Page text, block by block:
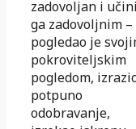
zadovoljan i učini
ga zadovoljnim –
pogledao je
pokroviteljskim
pogledom,
potpuno
odobravanje,